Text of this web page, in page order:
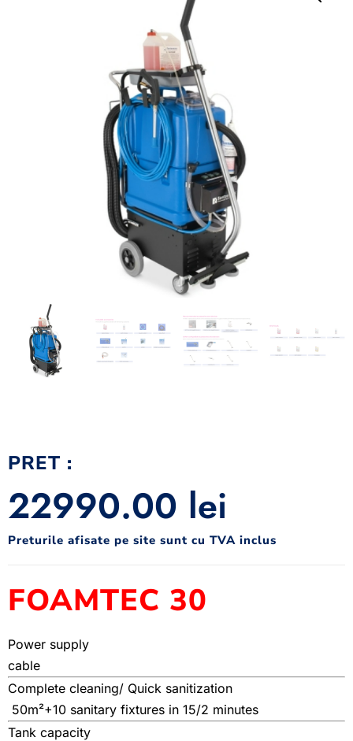
PRET :
22990.00 lei
Preturile afisate pe site sunt cu TVA inclus
FOAMTEC 30
Power supply
cable
Complete cleaning/ Quick sanitization
50m²+10 sanitary fixtures in 15/2 minutes
Tank capacity